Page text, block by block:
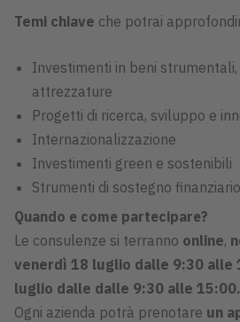
Temi chiave che potrai
Investimenti in beni strumentali,
attrezzature
Progetti di ricerca, sviluppo e
Internazionalizzazione
Investimenti green e sostenibili
Strumenti di sostegno finanziario
Quando e come partecipare?
Le consulenze si terranno online,
venerdì 18 luglio dalle 9:30 alle
luglio dalle dalle 9:30 alle 15:00.
Ogni azienda potrà prenotare un